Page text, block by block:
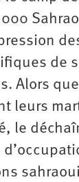
de
Alors
leurs
le